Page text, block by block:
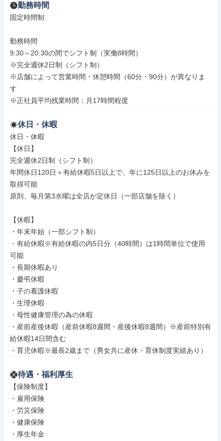
勤務時間
固定時間制
勤務時間
9:30～20:30の間でシフト制（実働8時間）
※完全週休2日制（シフト制）
※店舗によって営業時間・休憩時間（60分・90分）が異なりま
す
※正社員平均残業時間：月17時間程度
休日・休暇
休日・休暇
【休日】
完全週休2日制（シフト制）
年間休日120日＋有給休暇5日以上で、年に125日以上のお休みを
取得可能
原則、毎月第3水曜は全店が定休日（一部店舗を除く）
【休暇】
・年末年始（一部シフト制）
・有給休暇※有給休暇の内5日分（40時間）は1時間単位で使用
可能
・長期休暇あり
・慶弔休暇
・子の看護休暇
・生理休暇
・母性健康管理の為の休暇
・産前産後休暇（産前休暇8週間・産後休暇8週間）※産前特別有
給休暇14日間含む
・育児休暇※最長2歳まで（男女共に産休・育休制度実績あり）
待遇・福利厚生
【保険制度】
・雇用保険
・労災保険
・健康保険
・厚生年金